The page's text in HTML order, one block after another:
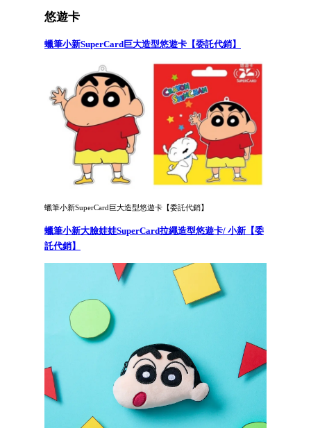
悠遊卡
蠟筆小新SuperCard巨大造型悠遊卡【委託代銷】
蠟筆小新SuperCard巨大造型悠遊卡【委託代銷】
蠟筆小新大臉娃娃SuperCard拉繩造型悠遊卡/ 小新【委
託代銷】